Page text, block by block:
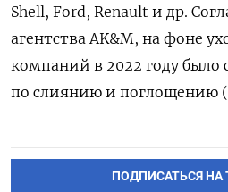
Shell, Ford, Renault и др.
агентства AK&M, на фоне
компаний в 2022 году было
по слиянию и поглощению
ПОДПИСАТЬСЯ НА